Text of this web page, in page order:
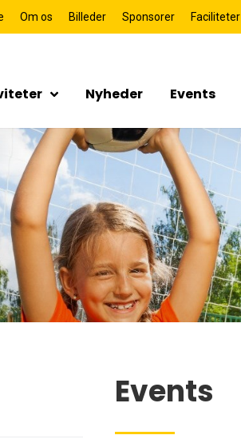
Om os Billeder Sponsorer Faciliteter
Nyheder Events
Events